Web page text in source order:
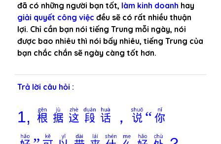
đã có những người bạn tốt, làm kinh doanh hay
giải quyết công việc đều sẽ có rất nhiều thuận
lợi. Chỉ cần bạn nói tiếng Trung mỗi ngày, nói
được bao nhiêu thì nói bấy nhiêu, tiếng Trung của
bạn chắc chắn sẽ ngày càng tốt hơn.
Trả lời câu hỏi :
1, 根据这段话，说“你